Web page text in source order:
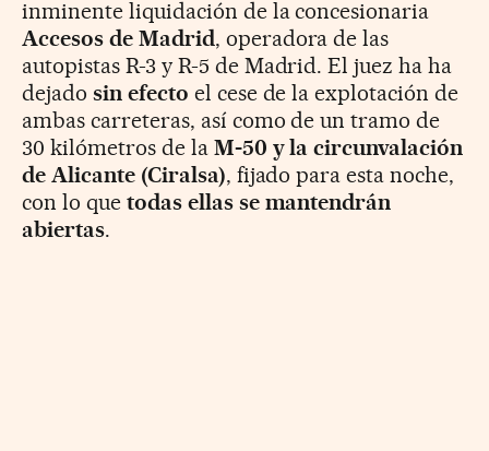
inminente liquidación de la concesionaria
Accesos de Madrid, operadora de las
autopistas R-3 y R-5 de Madrid. El juez ha ha
dejado sin efecto el cese de la explotación de
ambas carreteras, así como de un tramo de
30 kilómetros de la M-50 y la circunvalación
de Alicante (Ciralsa), fijado para esta noche,
con lo que todas ellas se mantendrán
abiertas.